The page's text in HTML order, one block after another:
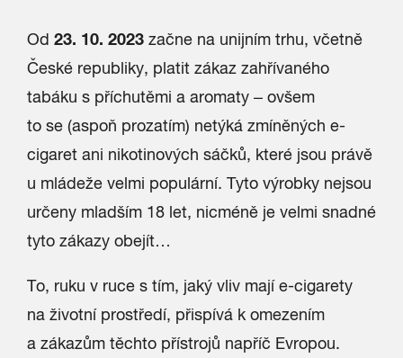
Od 23. 10. 2023 začne na unijním trhu, včetně
České republiky, platit zákaz zahřívaného
tabáku s příchutěmi a aromaty – ovšem
to se (aspoň prozatím) netýká zmíněných e-
cigaret ani nikotinových sáčků, které jsou právě
u mládeže velmi populární. Tyto výrobky nejsou
určeny mladším 18 let, nicméně je velmi snadné
tyto zákazy obejít…
To, ruku v ruce s tím, jaký vliv mají e-cigarety
na životní prostředí, přispívá k omezením
a zákazům těchto přístrojů napříč Evropou.